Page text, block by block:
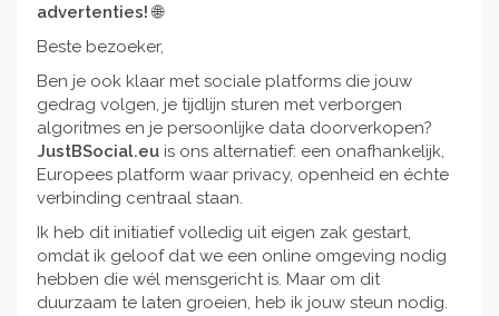
advertenties!🌐
Beste bezoeker,
Ben je ook klaar met sociale platforms die jouw
gedrag volgen, je tijdlijn sturen met verborgen
algoritmes en je persoonlijke data doorverkopen?
JustBSocial.eu is ons alternatief: een onafhankelijk,
Europees platform waar privacy, openheid en échte
verbinding centraal staan.
Ik heb dit initiatief volledig uit eigen zak gestart,
omdat ik geloof dat we een online omgeving nodig
hebben die wél mensgericht is. Maar om dit
duurzaam te laten groeien, heb ik jouw steun nodig.